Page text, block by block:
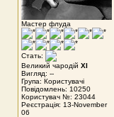
Мастер флуда
Стать:
Великий чародій XI
Вигляд: --
Група: Користувачі
Повідомлень: 10250
Користувач №: 23044
Реєстрація: 13-November
06